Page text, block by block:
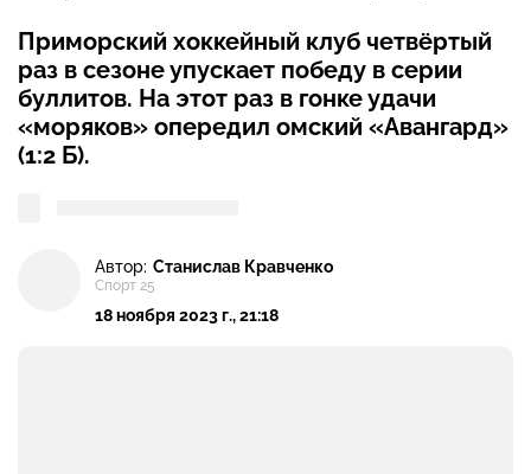
Приморский хоккейный клуб четвёртый
раз в сезоне упускает победу в серии
буллитов. На этот раз в гонке удачи
«моряков» опередил омский «Авангард»
(1:2 Б).
Автор: Станислав Кравченко
Спорт 25
18 ноября 2023 г., 21:18